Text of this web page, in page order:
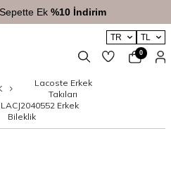
2700TL
TR TL
0
Lacoste Erkek
Takıları
Erkek
Bileklik